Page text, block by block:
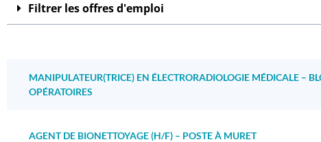
Filtrer les offres d'emploi
MANIPULATEUR(TRICE) EN ÉLECTRORADIOLOGIE MÉDICALE –
OPÉRATOIRES
AGENT DE BIONETTOYAGE (H/F) – POSTE À MURET